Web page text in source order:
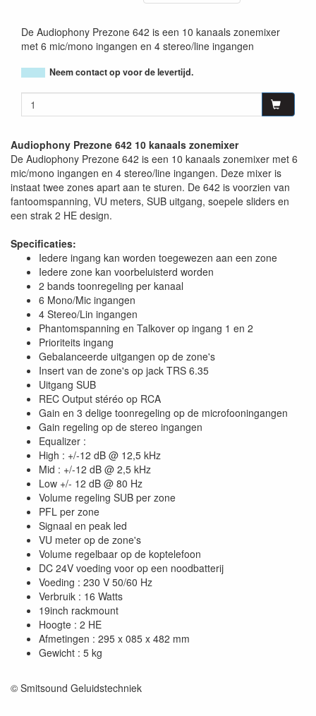
De Audiophony Prezone 642 is een 10 kanaals zonemixer
met 6 mic/mono ingangen en 4 stereo/line ingangen
Neem contact op voor de levertijd.
Audiophony Prezone 642 10 kanaals zonemixer
De Audiophony Prezone 642 is een 10 kanaals zonemixer met 6
mic/mono ingangen en 4 stereo/line ingangen. Deze mixer is
instaat twee zones apart aan te sturen. De 642 is voorzien van
fantoomspanning, VU meters, SUB uitgang, soepele sliders en
een strak 2 HE design.
Specificaties:
Iedere ingang kan worden toegewezen aan een zone
Iedere zone kan voorbeluisterd worden
2 bands toonregeling per kanaal
6 Mono/Mic ingangen
4 Stereo/Lin ingangen
Phantomspanning en Talkover op ingang 1 en 2
Prioriteits ingang
Gebalanceerde uitgangen op de zone's
Insert van de zone's op jack TRS 6.35
Uitgang SUB
REC Output stéréo op RCA
Gain en 3 delige toonregeling op de microfooningangen
Gain regeling op de stereo ingangen
Equalizer :
High : +/-12 dB @ 12,5 kHz
Mid : +/-12 dB @ 2,5 kHz
Low +/- 12 dB @ 80 Hz
Volume regeling SUB per zone
PFL per zone
Signaal en peak led
VU meter op de zone's
Volume regelbaar op de koptelefoon
DC 24V voeding voor op een noodbatterij
Voeding : 230 V 50/60 Hz
Verbruik : 16 Watts
19inch rackmount
Hoogte : 2 HE
Afmetingen : 295 x 085 x 482 mm
Gewicht : 5 kg
© Smitsound Geluidstechniek